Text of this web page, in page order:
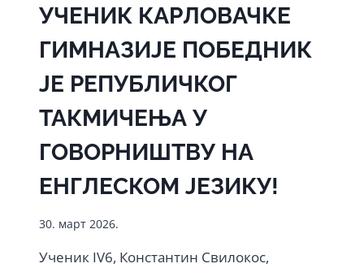
УЧЕНИК КАРЛОВАЧКЕ
ГИМНАЗИЈЕ ПОБЕДНИК
ЈЕ РЕПУБЛИЧКОГ
ТАКМИЧЕЊА У
ГОВОРНИШТВУ НА
ЕНГЛЕСКОМ ЈЕЗИКУ!
30. март 2026.
Ученик IV6, Константин Свилокос,